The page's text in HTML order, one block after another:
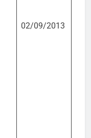
02/09/2013